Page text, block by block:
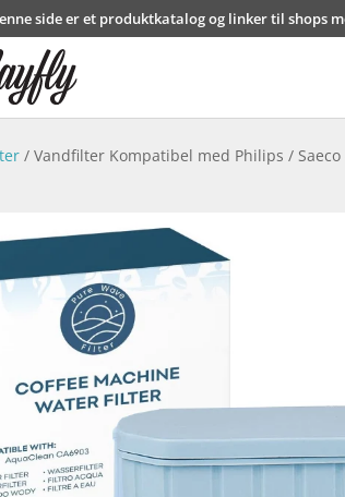
side er et produktkatalog og linker til shops
/ Vandfilter Kompatibel med Philips / Saeco